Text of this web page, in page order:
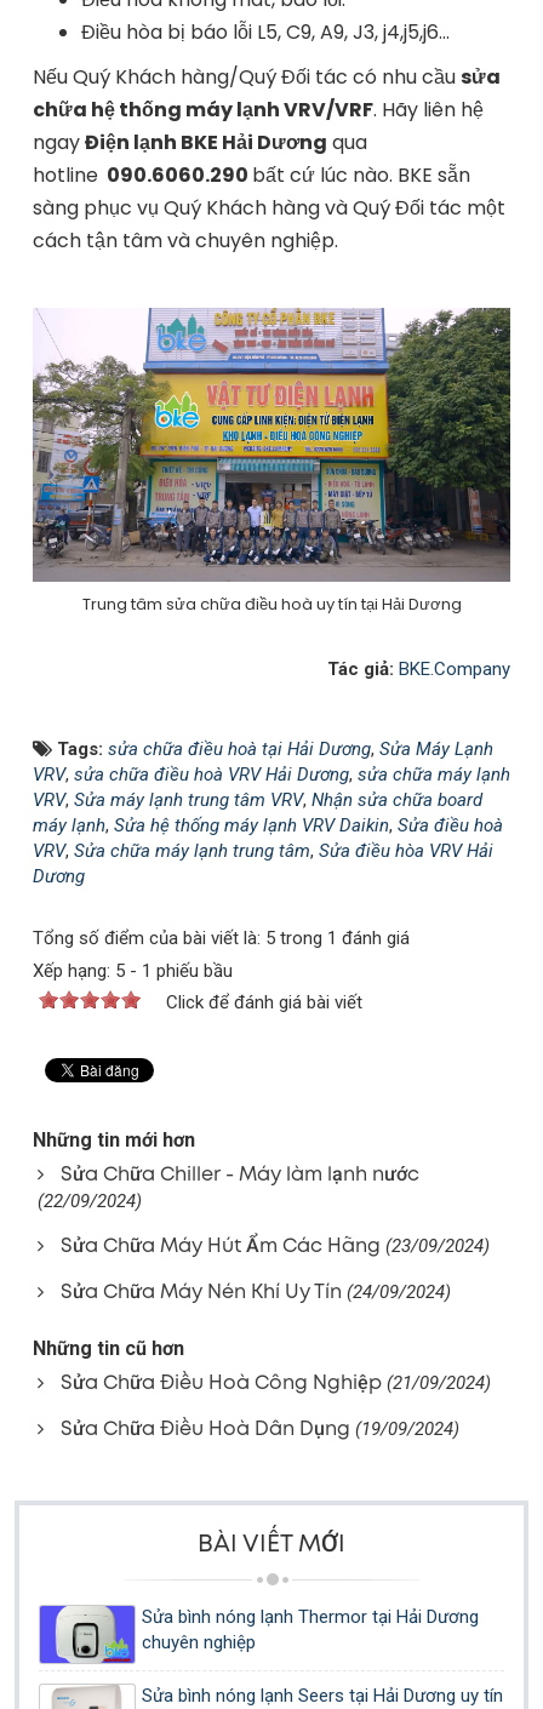
Điều hòa bị báo lỗi L5, C9, A9, J3, j4,j5,j6…
Nếu Quý Khách hàng/Quý Đối tác có nhu cầusửa
chữa hệ thống máy lạnh VRV/VRF. Hãy liên hệ
ngayĐiện lạnh BKE Hải Dương qua
hotline 090.6060.290 bất cứ lúc nào. BKE sẵn
sàng phục vụ Quý Khách hàng và Quý Đối tác một
cách tận tâm và chuyên nghiệp.
Trung tâm sửa chữa điều hoà uy tín tại Hải Dương
Tác giả: BKE.Company
Tags: sửa chữa điều hoà tại Hải Dương, Sửa Máy Lạnh
VRV, sửa chữa điều hoà VRV Hải Dương, sửa chữa máy lạnh
VRV, Sửa máy lạnh trung tâm VRV, Nhận sửa chữa board
máy lạnh, Sửa hệ thống máy lạnh VRV Daikin, Sửa điều hoà
VRV, Sửa chữa máy lạnh trung tâm, Sửa điều hòa VRV Hải
Dương
Tổng số điểm của bài viết là: 5 trong 1 đánh giá
Xếp hạng: 5 - 1 phiếu bầu
Click để đánh giá bài viết
Những tin mới hơn
Sửa Chữa Chiller - Máy làm lạnh nước
(22/09/2024)
Sửa Chữa Máy Hút Ẩm Các Hãng (23/09/2024)
Sửa Chữa Máy Nén Khí Uy Tín (24/09/2024)
Những tin cũ hơn
Sửa Chữa Điều Hoà Công Nghiệp (21/09/2024)
Sửa Chữa Điều Hoà Dân Dụng (19/09/2024)
BÀI VIẾT MỚI
Sửa bình nóng lạnh Thermor tại Hải Dương
chuyên nghiệp
Sửa bình nóng lạnh Seers tại Hải Dương uy tín